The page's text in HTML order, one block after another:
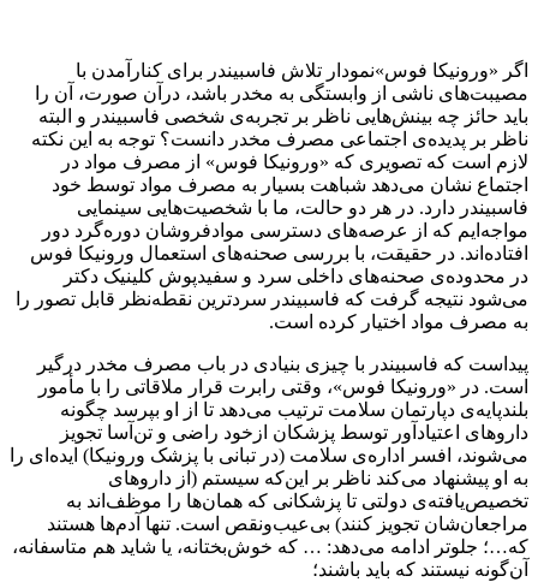
اگر «ورونیکا فوس»نمودار تلاش فاسبیندر برای کنارآمدن با
مصیبت‌های ناشی از وابستگی به مخدر باشد، درآن صورت، آن را
باید حائز چه بینش‌هایی ناظر بر تجربه‌ی شخصی فاسبیندر و البته
ناظر بر پدیده‌ی اجتماعی مصرف مخدر دانست؟ توجه به این نکته
لازم است که تصویری که «ورونیکا فوس» از مصرف مواد در
اجتماع نشان می‌دهد شباهت بسیار به مصرف مواد توسط خود
فاسبیندر دارد. در هر دو حالت، ما با شخصیت‌هایی سینمایی
مواجه‌ایم که از عرصه‌های دسترسی موادفروشان دوره‌گرد دور
افتاده‌اند. در حقیقت، با بررسی صحنه‌های استعمال ورونیکا فوس
در محدوده‌ی صحنه‌های داخلی سرد و سفیدپوش کلینیک دکتر
می‌شود نتیجه گرفت که فاسبیندر سردترین نقطه‌نظر قابل تصور را
به مصرف مواد اختیار کرده است.
پیداست که فاسبیندر با چیزی بنیادی در باب مصرف مخدر درگیر
است. در «ورونیکا فوس»، وقتی رابرت قرار ملاقاتی را با مأمور
بلندپایه‌ی دپارتمان سلامت ترتیب می‌دهد تا از او بپرسد چگونه
داروهای اعتیادآور توسط پزشکان ازخود راضی و تن‌آسا تجویز
می‌شوند، افسر اداره‌ی سلامت (در تبانی با پزشک ورونیکا) ایده‌ای را
به او پیشنهاد می‌کند ناظر بر این‌که سیستم (از داروهای
تخصیص‌یافته‌ی دولتی تا پزشکانی که همان‌ها را موظف‌اند به
مراجعان‌شان تجویز کنند) بی‌عیب‌ونقص است. تنها آدم‌ها هستند
که…؛ جلوتر ادامه می‌دهد: … که خوش‌بختانه، یا شاید هم متاسفانه،
آن‌گونه نیستند که باید باشند؛